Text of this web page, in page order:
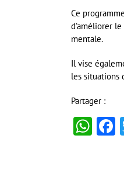
Ce
d’améliorer
mentale.
Il vise
les situations
Partager :